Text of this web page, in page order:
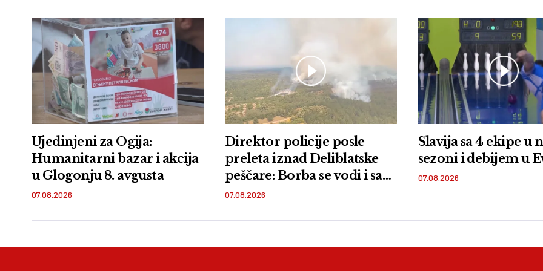
Ujedinjeni za Ogija:
Humanitarni bazar i akcija
u Glogonju 8. avgusta
07.08.2026
Direktor policije posle
preleta iznad Deliblatske
peščare: Borba se vodi i sa
zemlje i iz vazduha
07.08.2026
Slavija sa 4 ekipe u
sezoni i debijem u
07.08.2026